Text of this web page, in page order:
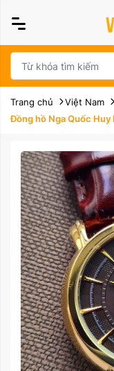
Trang chủ
Việt Nam
Đồng hồ Nga Quốc Huy